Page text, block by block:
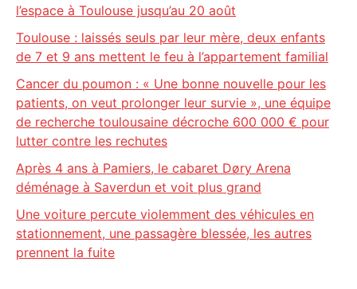
l’espace à Toulouse jusqu’au 20 août
Toulouse : laissés seuls par leur mère, deux enfants
de 7 et 9 ans mettent le feu à l’appartement familial
Cancer du poumon : « Une bonne nouvelle pour les
patients, on veut prolonger leur survie », une équipe
de recherche toulousaine décroche 600 000 € pour
lutter contre les rechutes
Après 4 ans à Pamiers, le cabaret Døry Arena
déménage à Saverdun et voit plus grand
Une voiture percute violemment des véhicules en
stationnement, une passagère blessée, les autres
prennent la fuite